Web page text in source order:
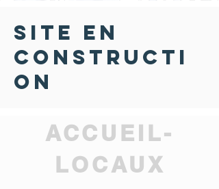
SITE EN
CONSTRUCTI
ON
ACCUEIL-
LOCAUX